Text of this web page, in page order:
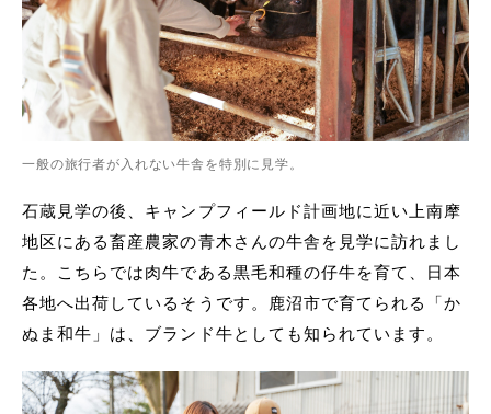
一般の旅行者が入れない牛舎を特別に見学。
石蔵見学の後、キャンプフィールド計画地に近い上南摩
地区にある畜産農家の青木さんの牛舎を見学に訪れまし
た。こちらでは肉牛である黒毛和種の仔牛を育て、日本
各地へ出荷しているそうです。鹿沼市で育てられる「か
ぬま和牛」は、ブランド牛としても知られています。